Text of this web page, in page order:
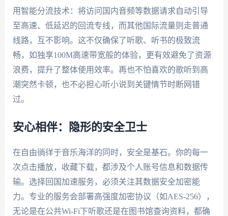
用智能分流技术：将访问国内音频等数据请求自动引导
至高速、低延迟的回流专线，而其他国际流量则走普通
线路，互不影响。这不仅确保了听歌、听书的极致流
畅，如独享100M高速带宽般的体验，更有效避免了资源
浪费，提升了整体使用效率。再也不怕喜欢的歌听到高
潮突然卡顿，也不必担心听小说到关键情节时断网错
过。
安心相伴：隐形的安全卫士
在自由徜徉于音乐海洋的同时，安全是基石。你的每一
次点击播放，收藏下载，都涉及个人账号信息和数据传
输。选择回国加速服务，必须关注其数据安全加密能
力。专业的服务会部署高强度加密协议（如AES-256），
无论是在公共Wi-Fi下听歌还是在图书馆查询资料，都确